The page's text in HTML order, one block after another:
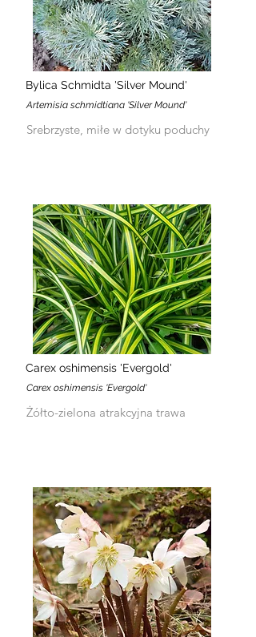
Bylica Schmidta 'Silver Mound'
Artemisia schmidtiana 'Silver Mound'
Srebrzyste, miłe w dotyku poduchy
Carex oshimensis 'Evergold'
Carex oshimensis 'Evergold'
Żółto-zielona atrakcyjna trawa